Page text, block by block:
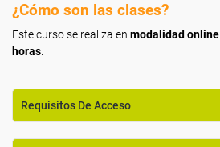
¿Cómo son las clases?
Este curso se realiza en modalidad online
horas
Requisitos De Acceso